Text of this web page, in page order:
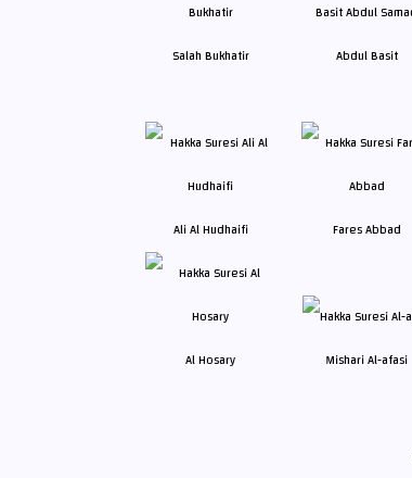
Salah Bukhatir Abdul Basit
Ali Al Hudhaifi Fares Abbad
Al Hosary Mishari Al-afasi